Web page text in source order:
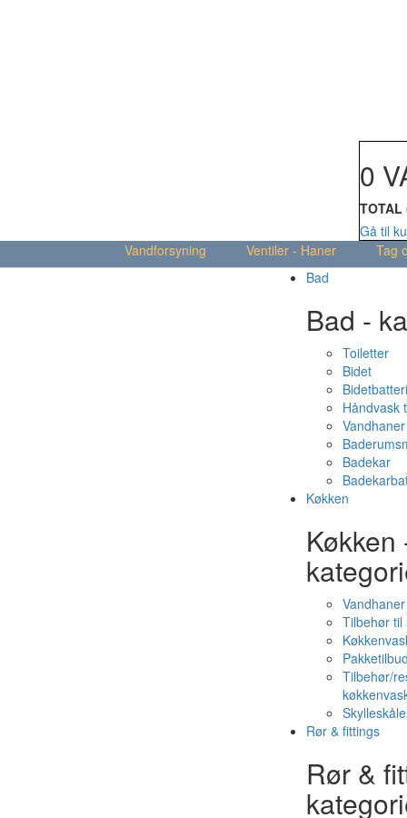
0
TOTAL
Gå til
Vandforsyning
Ventiler - Haner Tag
Bad
Bad -
Toiletter
Bidet
Håndvask
Badekar
Køkken
Køkken
Vandhaner
Tilbehør
Tilbehør/
Rør & fittings
Rør &